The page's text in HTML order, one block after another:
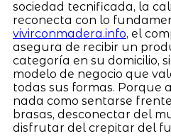
sociedad tecnificada, la
reconecta con lo
vivirconmadera.info, el
asegura de recibir un
categoría en su domicilio,
modelo de negocio que
todas sus formas. Porque
nada como sentarse
brasas, desconectar del
disfrutar del crepitar del